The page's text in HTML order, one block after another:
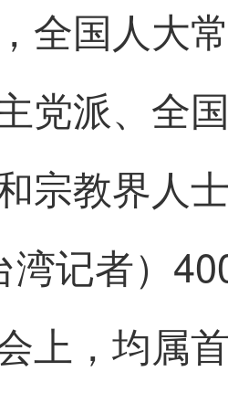
国人大常
党派、全
宗教界人
湾记者）
上，均属